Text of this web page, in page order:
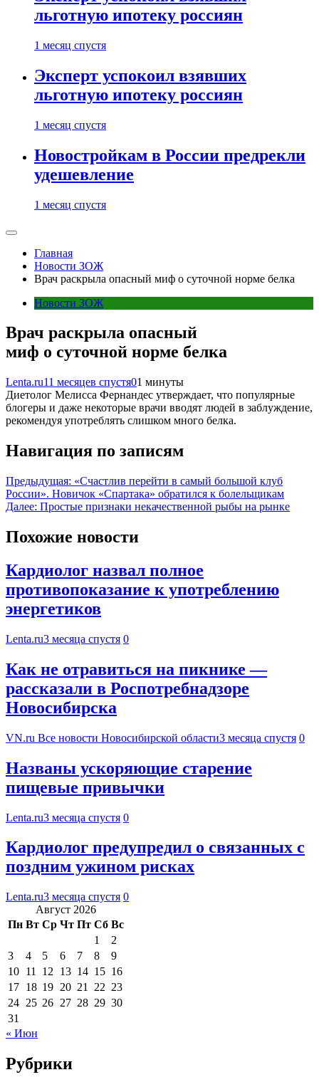
льготную ипотеку россиян
1 месяц спустя
Эксперт успокоил взявших
льготную ипотеку россиян
1 месяц спустя
Новостройкам в России предрекли
удешевление
1 месяц спустя
Главная
Новости ЗОЖ
Врач раскрыла опасный миф о суточной норме белка
Новости ЗОЖ
Врач раскрыла опасный
миф о суточной норме белка
Lenta.ru11 месяцев спустя01 минуты
Диетолог Мелисса Фернандес утверждает, что популярные
блогеры и даже некоторые врачи вводят людей в заблуждение,
рекомендуя употреблять слишком много белка.
Навигация по записям
Предыдущая: «Счастлив перейти в самый большой клуб
России». Новичок «Спартака» обратился к болельщикам
Далее: Простые признаки некачественной рыбы на рынке
Похожие новости
Кардиолог назвал полное
противопоказание к употреблению
энергетиков
Lenta.ru3 месяца спустя 0
Как не отравиться на пикнике —
рассказали в Роспотребнадзоре
Новосибирска
VN.ru Все новости Новосибирской области3 месяца спустя 0
Названы ускоряющие старение
пищевые привычки
Lenta.ru3 месяца спустя 0
Кардиолог предупредил о связанных с
поздним ужином рисках
Lenta.ru3 месяца спустя 0
Август 2026
Пн Вт Ср Чт Пт Сб Вс
1
2
3
4 5 6 7 8
9
10 11 12 13 14 15 16
17 18 19 20 21 22 23
24 25 26 27 28 29 30
31
« Июн
Рубрики